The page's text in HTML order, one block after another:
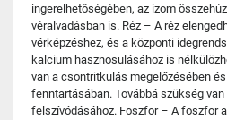
ingerelhetőségében, az izom
véralvadásban is. Réz – A réz
vérképzéshez, és a központi
kalcium hasznosulásához is
van a csontritkulás megelőzésében
fenntartásában. Továbbá szükség van
felszívódásához. Foszfor – A foszfor